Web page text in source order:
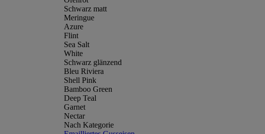
Schwarz matt
Meringue
Azure
Flint
Sea Salt
White
Schwarz glänzend
Bleu Riviera
Shell Pink
Bamboo Green
Deep Teal
Garnet
Nectar
Nach Kategorie